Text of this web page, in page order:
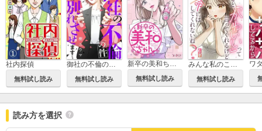
社内探偵
無料試し読み 無料試し読み
新卒の美和ちゃん～社内探偵外伝～
無料試し読み 無料試し読み
読み方を選択